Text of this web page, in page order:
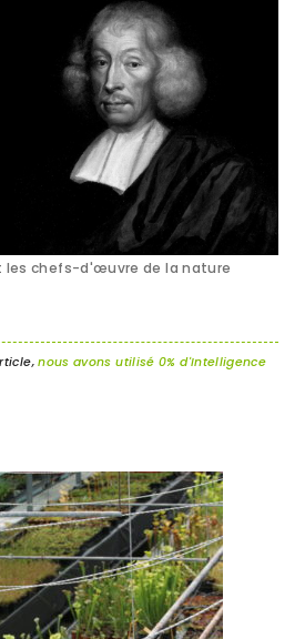
les chefs-d'œuvre de la nature
nous avons utilisé 0% d'Intelligence